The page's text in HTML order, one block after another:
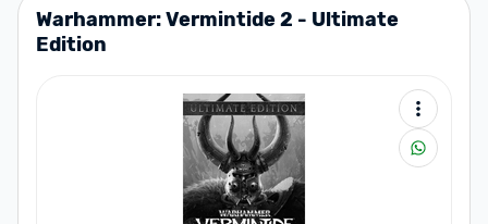
Warhammer: Vermintide 2 - Ultimate
Edition